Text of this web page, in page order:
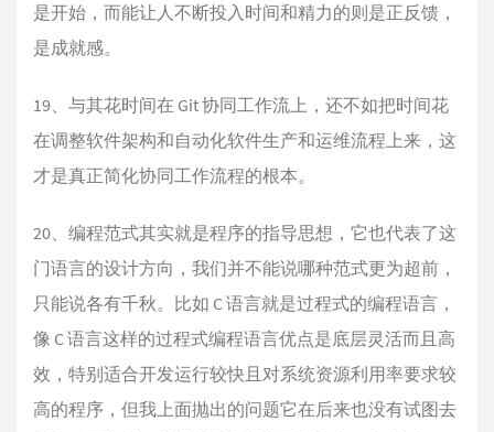
是开始，而能让人不断投入时间和精力的则是正反馈，
是成就感。
19、与其花时间在 Git 协同工作流上，还不如把时间花
在调整软件架构和自动化软件生产和运维流程上来，这
才是真正简化协同工作流程的根本。
20、编程范式其实就是程序的指导思想，它也代表了这
门语言的设计方向，我们并不能说哪种范式更为超前，
只能说各有千秋。比如 C 语言就是过程式的编程语言，
像 C 语言这样的过程式编程语言优点是底层灵活而且高
效，特别适合开发运行较快且对系统资源利用率要求较
高的程序，但我上面抛出的问题它在后来也没有试图去